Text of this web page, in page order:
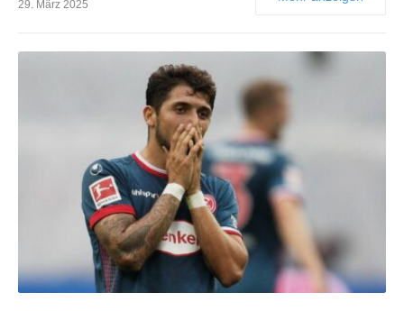
29. März 2025